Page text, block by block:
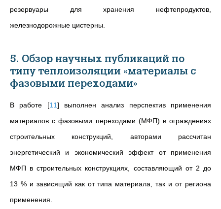
резервуары для хранения нефтепродуктов,
железнодорожные цистерны.
5. Обзор научных публикаций по
типу теплоизоляции «материалы с
фазовыми переходами»
В работе [11] выполнен анализ перспектив применения
материалов с фазовыми переходами (МФП) в ограждениях
строительных конструкций, авторами рассчитан
энергетический и экономический эффект от применения
МФП в строительных конструкциях, составляющий от 2 до
13 % и зависящий как от типа материала, так и от региона
применения.